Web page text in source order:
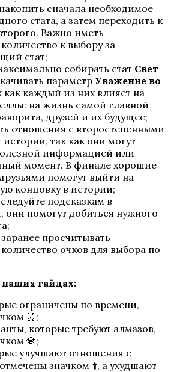
сначала необходимое
стата, а затем переходить к
Важно иметь
к выбору за
стат;
собирать стат Свет
параметр Уважение во
как каждый из них влияет на
на жизнь самой главной
друзей и их будущее;
отношения с второстепенными
так как они могут
информацией или
момент. В финале хорошие
помогут выйти на
концовку в истории;
подсказкам в
они помогут добиться нужного
просчитывать
очков для выбора по
гайдах:
ограничены по времени,
⏰;
которые требуют алмазов,
💎;
улучшают отношения с
значком ⬆️, а ухудшают